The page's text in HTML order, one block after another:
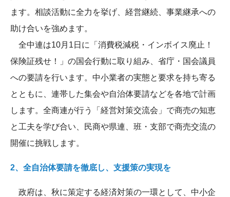
ます。相談活動に全力を挙げ、経営継続、事業継承への
助け合いを強めます。
全中連は10月1日に「消費税減税・インボイス廃止！
保険証残せ！」の国会行動に取り組み、省庁・国会議員
への要請を行います。中小業者の実態と要求を持ち寄る
とともに、連帯した集会や自治体要請などを各地で計画
します。全商連が行う「経営対策交流会」で商売の知恵
と工夫を学び合い、民商や県連、班・支部で商売交流の
開催に挑戦します。
2、全自治体要請を徹底し、支援策の実現を
政府は、秋に策定する経済対策の一環として、中小企